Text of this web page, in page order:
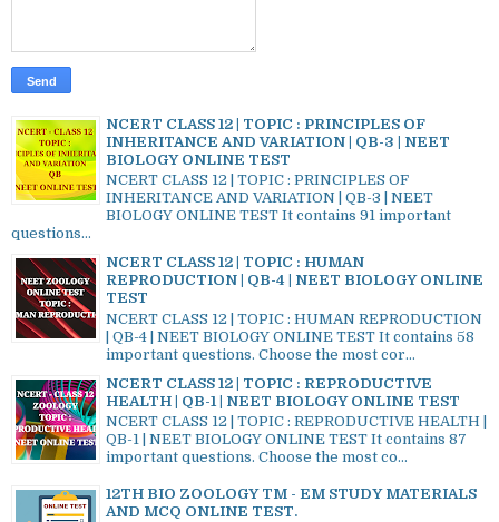
NCERT CLASS 12 | TOPIC : PRINCIPLES OF
INHERITANCE AND VARIATION | QB-3 | NEET
BIOLOGY ONLINE TEST
NCERT CLASS 12 | TOPIC : PRINCIPLES OF
INHERITANCE AND VARIATION | QB-3 | NEET
BIOLOGY ONLINE TEST It contains 91 important
questions...
NCERT CLASS 12 | TOPIC : HUMAN
REPRODUCTION | QB-4 | NEET BIOLOGY ONLINE
TEST
NCERT CLASS 12 | TOPIC : HUMAN REPRODUCTION
| QB-4 | NEET BIOLOGY ONLINE TEST It contains 58
important questions. Choose the most cor...
NCERT CLASS 12 | TOPIC : REPRODUCTIVE
HEALTH | QB-1 | NEET BIOLOGY ONLINE TEST
NCERT CLASS 12 | TOPIC : REPRODUCTIVE HEALTH |
QB-1 | NEET BIOLOGY ONLINE TEST It contains 87
important questions. Choose the most co...
12TH BIO ZOOLOGY TM - EM STUDY MATERIALS
AND MCQ ONLINE TEST.